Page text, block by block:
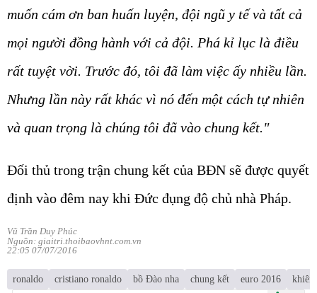
muốn cám ơn ban huấn luyện, đội ngũ y tế và tất cả
mọi người đồng hành với cả đội. Phá kỉ lục là điều
rất tuyệt vời. Trước đó, tôi đã làm việc ấy nhiều lần.
Nhưng lần này rất khác vì nó đến một cách tự nhiên
và quan trọng là chúng tôi đã vào chung kết."
Đối thủ trong trận chung kết của BĐN sẽ được quyết
định vào đêm nay khi Đức đụng độ chủ nhà Pháp.
Vũ Trần Duy Phúc
Nguồn: giaitri.thoibaovhnt.com.vn
22:05 07/07/2016
ronaldo cristiano ronaldo bồ Đào nha chung kết euro 2016